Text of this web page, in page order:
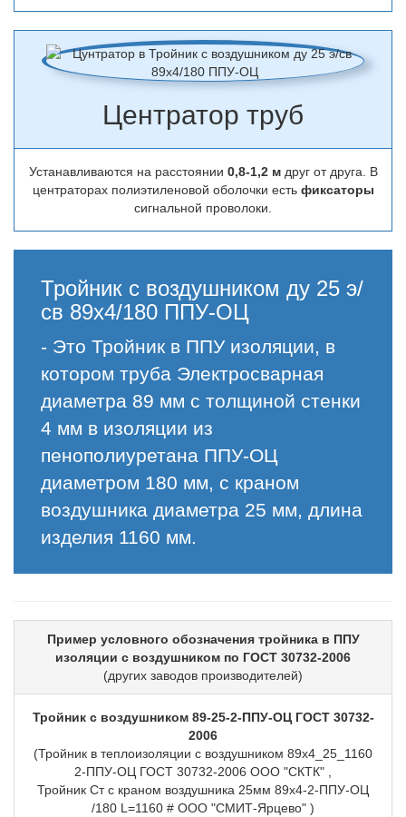
Центратор труб
Устанавливаются на расстоянии 0,8-1,2 м друг от друга. В
центраторах полиэтиленовой оболочки есть фиксаторы
сигнальной проволоки.
Тройник с воздушником ду 25 э/
св 89х4/180 ППУ-ОЦ
- Это Тройник в ППУ изоляции, в
котором труба Электросварная
диаметра 89 мм с толщиной стенки
4 мм в изоляции из
пенополиуретана ППУ-ОЦ
диаметром 180 мм, с краном
воздушника диаметра 25 мм, длина
изделия 1160 мм.
Пример условного обозначения тройника в ППУ
изоляции с воздушником по ГОСТ 30732-2006
(других заводов производителей)
Тройник с воздушником 89-25-2-ППУ-ОЦ ГОСТ 30732-
2006
(Тройник в теплоизоляции с воздушником 89х4_25_1160
2-ППУ-ОЦ ГОСТ 30732-2006 ООО "СКТК" ,
Тройник Ст с краном воздушника 25мм 89х4-2-ППУ-ОЦ
/180 L=1160 # ООО "СМИТ-Ярцево" )